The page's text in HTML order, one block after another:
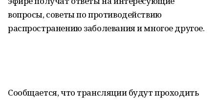
вопросы, советы по противодействию
распространению заболевания и многое другое.
Сообщается, что трансляции будут проходить